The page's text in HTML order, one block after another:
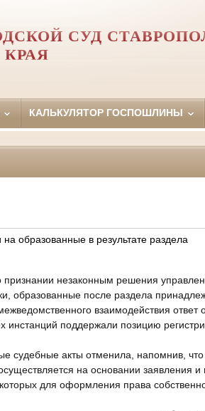
СУД
КРАЯ
КАЛЬКУЛЯТОР ГОСПОШЛИНЫ
образованные в результате раздела
незаконным решения
образованные после раздела
взаимодействия ответ
инстанций поддержали позицию
акты отменила, напомнив, что
на основании заявления
для оформления права